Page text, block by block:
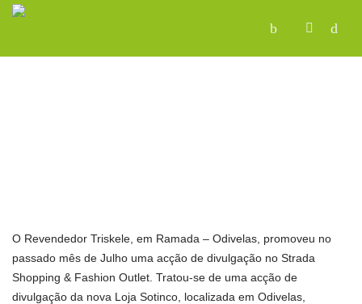
O Revendedor Triskele, em Ramada – Odivelas, promoveu no
passado mês de Julho uma acção de divulgação no Strada
Shopping & Fashion Outlet. Tratou-se de uma acção de
divulgação da nova Loja Sotinco, localizada em Odivelas,